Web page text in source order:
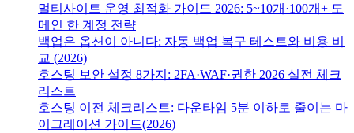
멀티사이트 운영 최적화 가이드 2026: 5~10개·100개+ 도
메인 한 계정 전략
백업은 옵션이 아니다: 자동 백업 복구 테스트와 비용 비
교 (2026)
호스팅 보안 설정 8가지: 2FA·WAF·권한 2026 실전 체크
리스트
호스팅 이전 체크리스트: 다운타임 5분 이하로 줄이는 마
이그레이션 가이드(2026)